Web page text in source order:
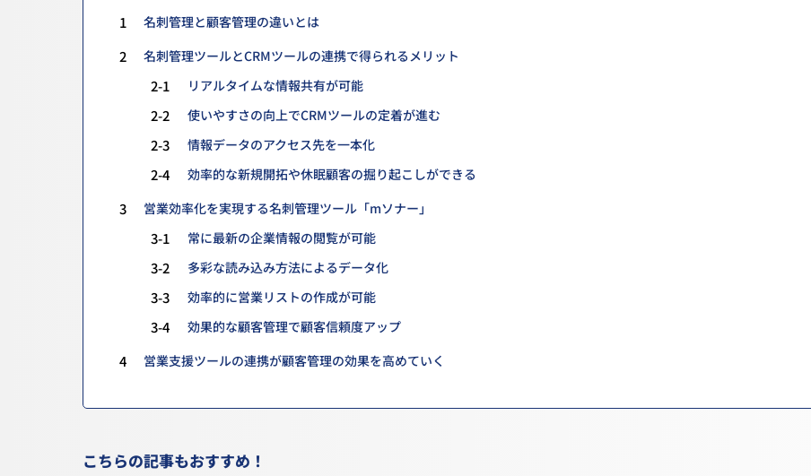
1 名刺管理と顧客管理の違いとは
2 名刺管理ツールとCRMツールの連携で得られるメリット
2-1 リアルタイムな情報共有が可能
2-2 使いやすさの向上でCRMツールの定着が進む
2-3 情報データのアクセス先を一本化
2-4 効率的な新規開拓や休眠顧客の掘り起こしができる
3 営業効率化を実現する名刺管理ツール「mソナー」
3-1 常に最新の企業情報の閲覧が可能
3-2 多彩な読み込み方法によるデータ化
3-3 効率的に営業リストの作成が可能
3-4 効果的な顧客管理で顧客信頼度アップ
4 営業支援ツールの連携が顧客管理の効果を高めていく
こちらの記事もおすすめ！